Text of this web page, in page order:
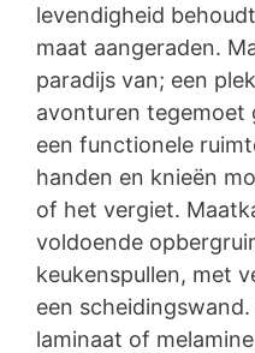
levendigheid
maat aangeraden.
paradijs van; een
avonturen tegemoet
een functionele
handen en knieën
of het vergiet.
voldoende
keukenspullen, met
een
laminaat of